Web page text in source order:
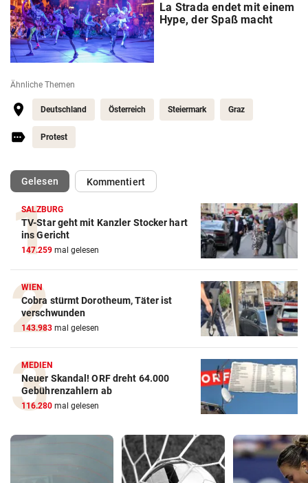
La Strada endet mit einem
Hype, der Spaß macht
Ähnliche Themen
Deutschland Österreich Steiermark Graz
Protest
Gelesen(ausgewählt)Kommentiert
SALZBURG
TV-Star geht mit Kanzler Stocker hart
ins Gericht
147.259 mal gelesen
WIEN
Cobra stürmt Dorotheum, Täter ist
verschwunden
143.983 mal gelesen
MEDIEN
Neuer Skandal! ORF dreht 64.000
Gebührenzahlern ab
116.280 mal gelesen